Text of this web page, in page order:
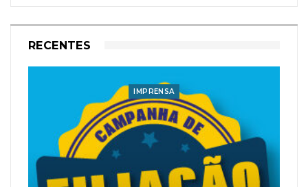
RECENTES
IMPRENSA